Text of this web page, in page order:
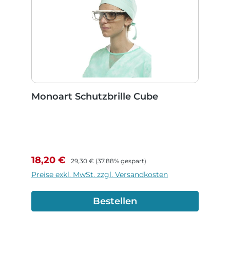
Monoart Schutzbrille Cube
Verkaufspreis:
18,20 € Regulärer Preis:
29,30 € (37.88% gespart)
Preise exkl. MwSt. zzgl. Versandkosten
Bestellen